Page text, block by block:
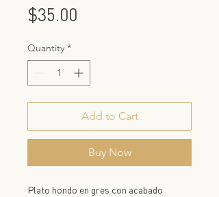
$35.00
Quantity *
Add to Cart
Buy Now
Plato hondo en gres con acabado